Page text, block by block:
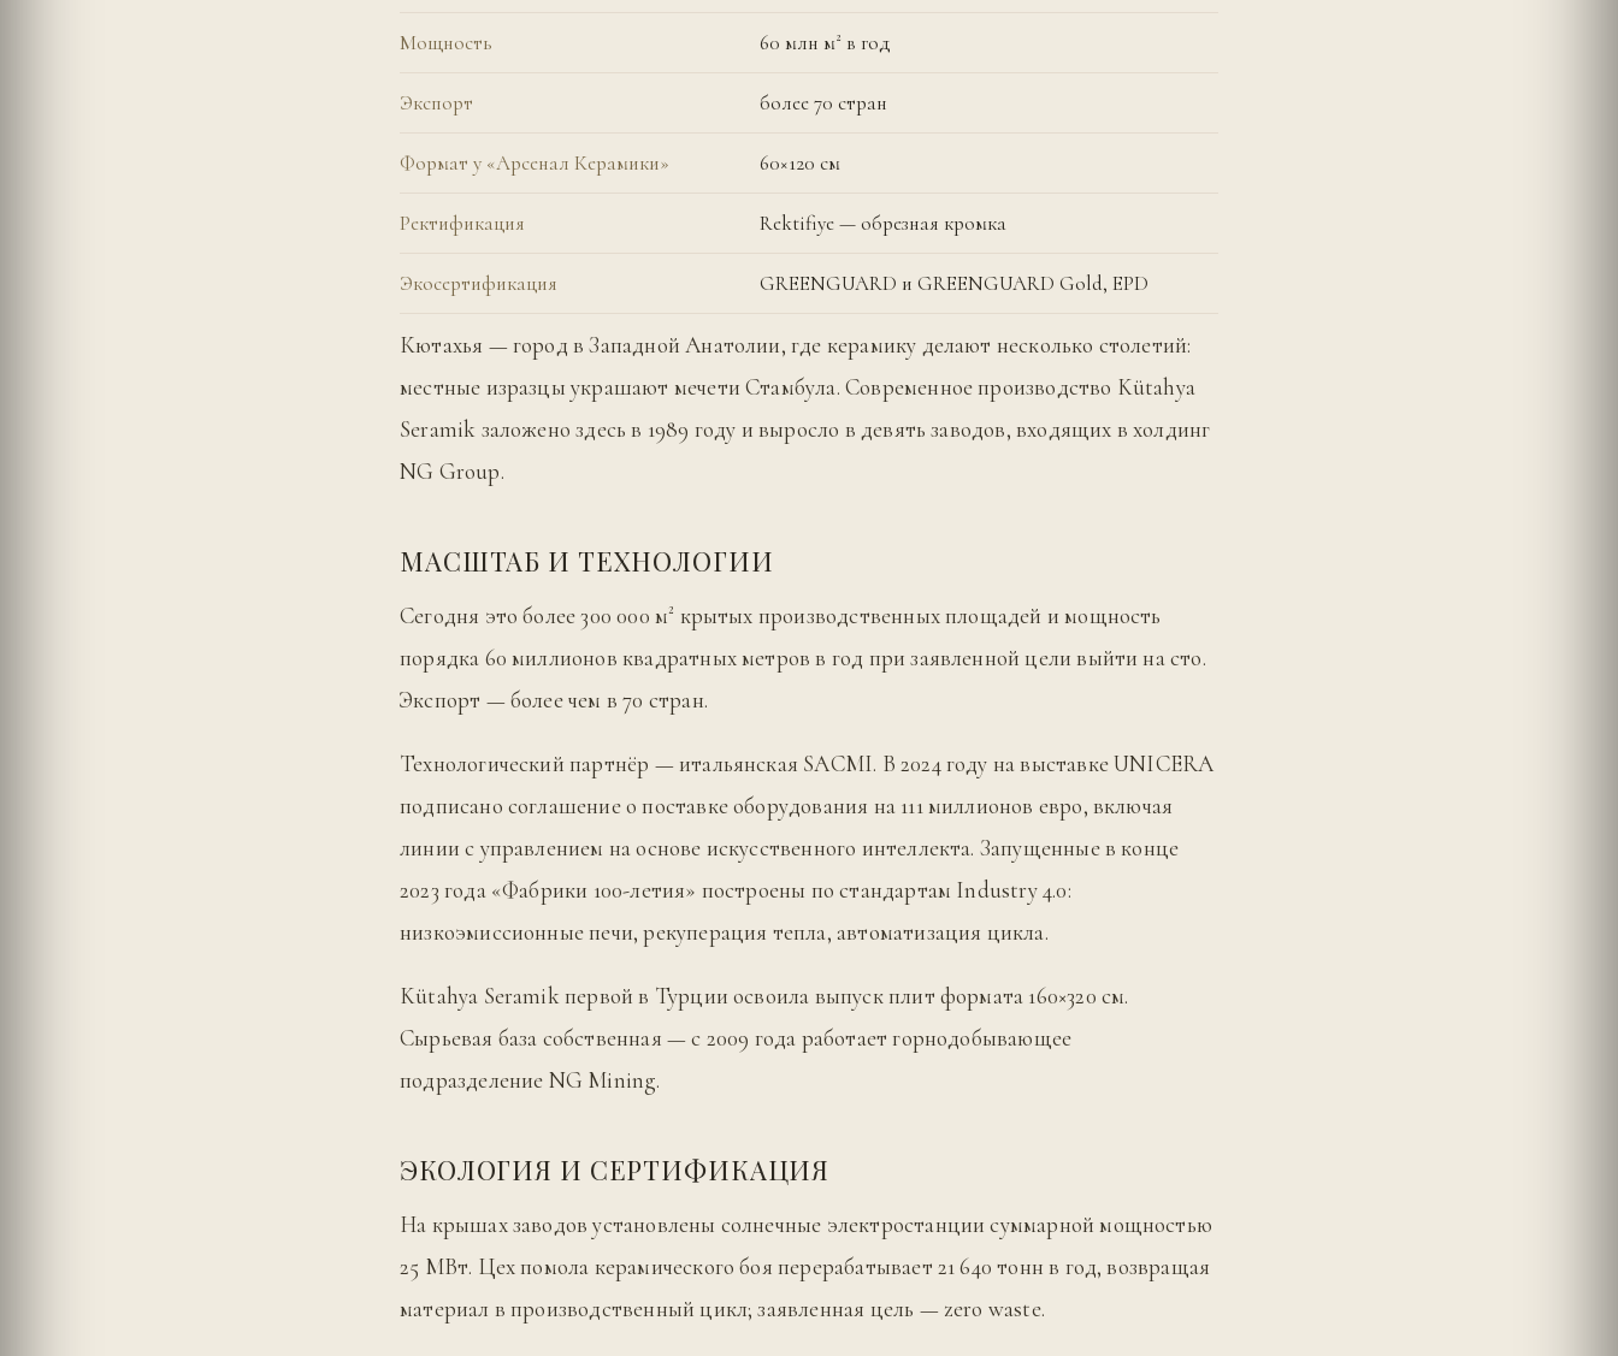
Мощность 60 млн м² в год
Экспорт более 70 стран
Формат у «Арсенал Керамики» 60×120 см
Ректификация Rektifiye — обрезная кромка
Экосертификация GREENGUARD и GREENGUARD Gold, EPD
Кютахья — город в Западной Анатолии, где керамику делают несколько столетий:
местные изразцы украшают мечети Стамбула. Современное производство Kütahya
Seramik заложено здесь в 1989 году и выросло в девять заводов, входящих в холдинг
NG Group.
МАСШТАБ И ТЕХНОЛОГИИ
Сегодня это более 300 000 м² крытых производственных площадей и мощность
порядка 60 миллионов квадратных метров в год при заявленной цели выйти на сто.
Экспорт — более чем в 70 стран.
Технологический партнёр — итальянская SACMI. В 2024 году на выставке UNICERA
подписано соглашение о поставке оборудования на 111 миллионов евро, включая
линии с управлением на основе искусственного интеллекта. Запущенные в конце
2023 года «Фабрики 100-летия» построены по стандартам Industry 4.0:
низкоэмиссионные печи, рекуперация тепла, автоматизация цикла.
Kütahya Seramik первой в Турции освоила выпуск плит формата 160×320 см.
Сырьевая база собственная — с 2009 года работает горнодобывающее
подразделение NG Mining.
ЭКОЛОГИЯ И СЕРТИФИКАЦИЯ
На крышах заводов установлены солнечные электростанции суммарной мощностью
25 МВт. Цех помола керамического боя перерабатывает 21 640 тонн в год, возвращая
материал в производственный цикл; заявленная цель — zero waste.